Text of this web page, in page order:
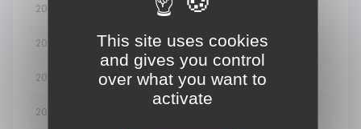
2015 14.279000
2014 14.114000
2013 13.952000
2012
This site uses cookies
and gives you control
over what you want to
activate